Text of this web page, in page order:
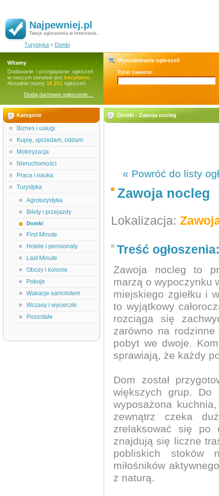
Najpewniej.pl
Twoje ogłoszenia w Internecie..
Turystyka » Domki
Witamy
Dodawanie i przeglądanie ogłoszeń
w naszym serwisie jest bezpłatne.
Aktualnie mamy 16 251 ogłoszeń.
Dodaj darmowe ogłoszenie…
Wyszukiwanie ogłoszeń
Tytuł zawiera:
Kategorie
Biznes i usługi
Kupię, sprzedam, oddam
Motoryzacja
Nieruchomości
Praca i nauka
Turystyka
Agroturystyka
Bilety i przejazdy
Domki
First Minute
Hotele i pensionaty
Last Minute
Obozy i kolonie
Pokoje
Wakacje samolotem
Wczasy i wycieczki
Pozostałe
Domki - Zawoja nocleg
« Powróć do listy
Zawoja nocleg
Lokalizacja:
Treść ogłoszenia:
Zawoja nocleg to
marzą o wypoczynku
miejskiego zgiełku i
to wyjątkowy
rozciąga się
zarówno na
pobyt we dwoje.
sprawiają, że każdy
Dom został
większych grup. Do
wyposażona
zewnątrz czeka
zrelaksować się po
znajdują się liczne
pobliskich stoków
miłośników
z naturą.